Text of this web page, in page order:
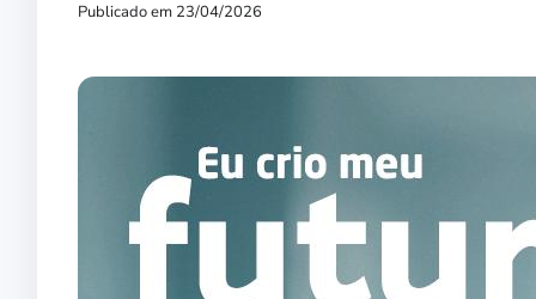
Publicado em 23/04/2026